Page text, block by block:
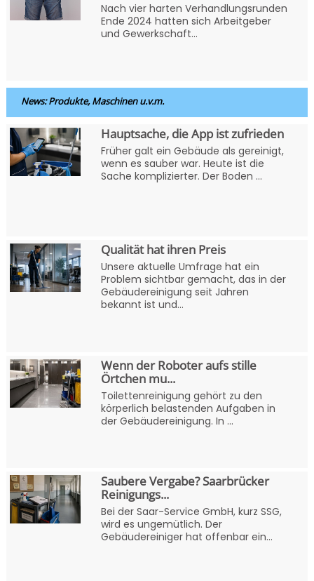
Nach vier harten Verhandlungsrunden
Ende 2024 hatten sich Arbeitgeber
und Gewerkschaft...
News: Produkte, Maschinen u.v.m.
Hauptsache, die App ist zufrieden
Früher galt ein Gebäude als gereinigt,
wenn es sauber war. Heute ist die
Sache komplizierter. Der Boden ...
Qualität hat ihren Preis
Unsere aktuelle Umfrage hat ein
Problem sichtbar gemacht, das in der
Gebäudereinigung seit Jahren
bekannt ist und...
Wenn der Roboter aufs stille
Örtchen mu...
Toilettenreinigung gehört zu den
körperlich belastenden Aufgaben in
der Gebäudereinigung. In ...
Saubere Vergabe? Saarbrücker
Reinigungs...
Bei der Saar-Service GmbH, kurz SSG,
wird es ungemütlich. Der
Gebäudereiniger hat offenbar ein...